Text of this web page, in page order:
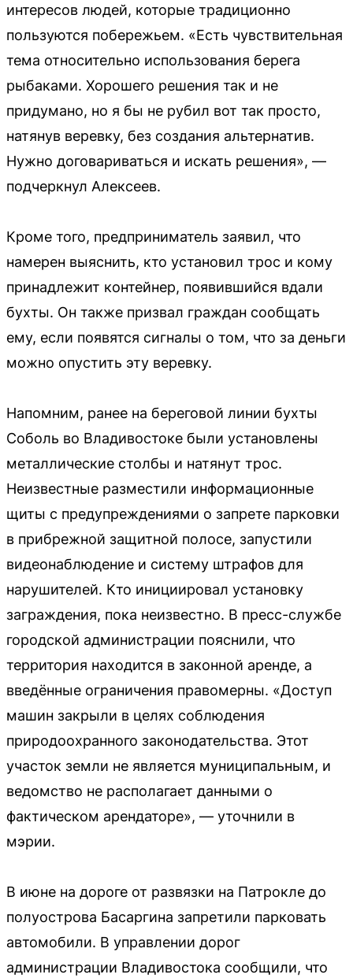
интересов людей, которые традиционно
пользуются побережьем. «Есть чувствительная
тема относительно использования берега
рыбаками. Хорошего решения так и не
придумано, но я бы не рубил вот так просто,
натянув веревку, без создания альтернатив.
Нужно договариваться и искать решения», —
подчеркнул Алексеев.
Кроме того, предприниматель заявил, что
намерен выяснить, кто установил трос и кому
принадлежит контейнер, появившийся вдали
бухты. Он также призвал граждан сообщать
ему, если появятся сигналы о том, что за деньги
можно опустить эту веревку.
Напомним, ранее на береговой линии бухты
Соболь во Владивостоке были установлены
металлические столбы и натянут трос.
Неизвестные разместили информационные
щиты с предупреждениями о запрете парковки
в прибрежной защитной полосе, запустили
видеонаблюдение и систему штрафов для
нарушителей. Кто инициировал установку
заграждения, пока неизвестно. В пресс-службе
городской администрации пояснили, что
территория находится в законной аренде, а
введённые ограничения правомерны. «Доступ
машин закрыли в целях соблюдения
природоохранного законодательства. Этот
участок земли не является муниципальным, и
ведомство не располагает данными о
фактическом арендаторе», — уточнили в
мэрии.
В июне на дороге от развязки на Патрокле до
полуострова Басаргина запретили парковать
автомобили. В управлении дорог
администрации Владивостока сообщили, что